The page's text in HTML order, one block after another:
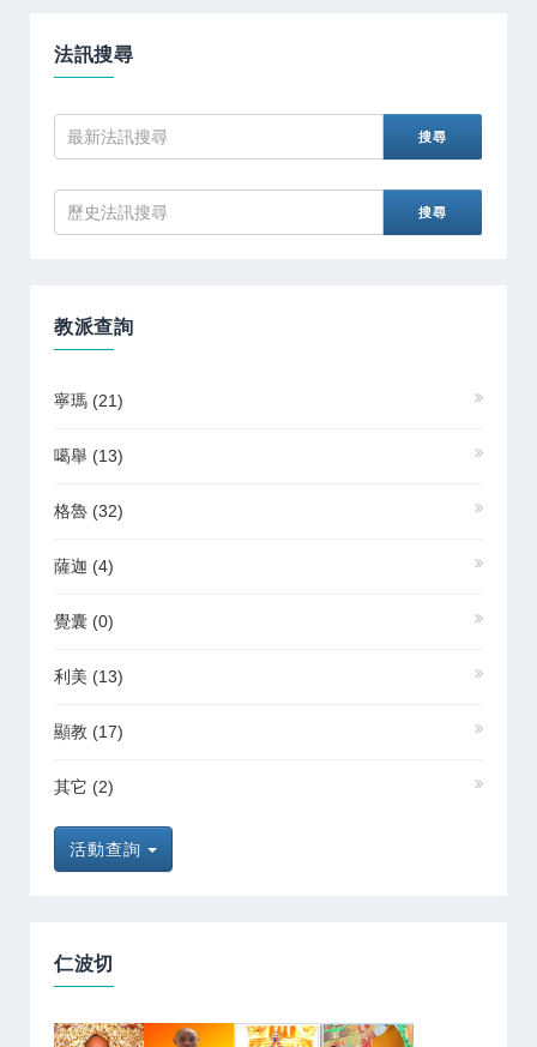
法訊搜尋
教派查詢
寧瑪 (21)
噶舉 (13)
格魯 (32)
薩迦 (4)
覺囊 (0)
利美 (13)
顯教 (17)
其它 (2)
活動查詢
仁波切